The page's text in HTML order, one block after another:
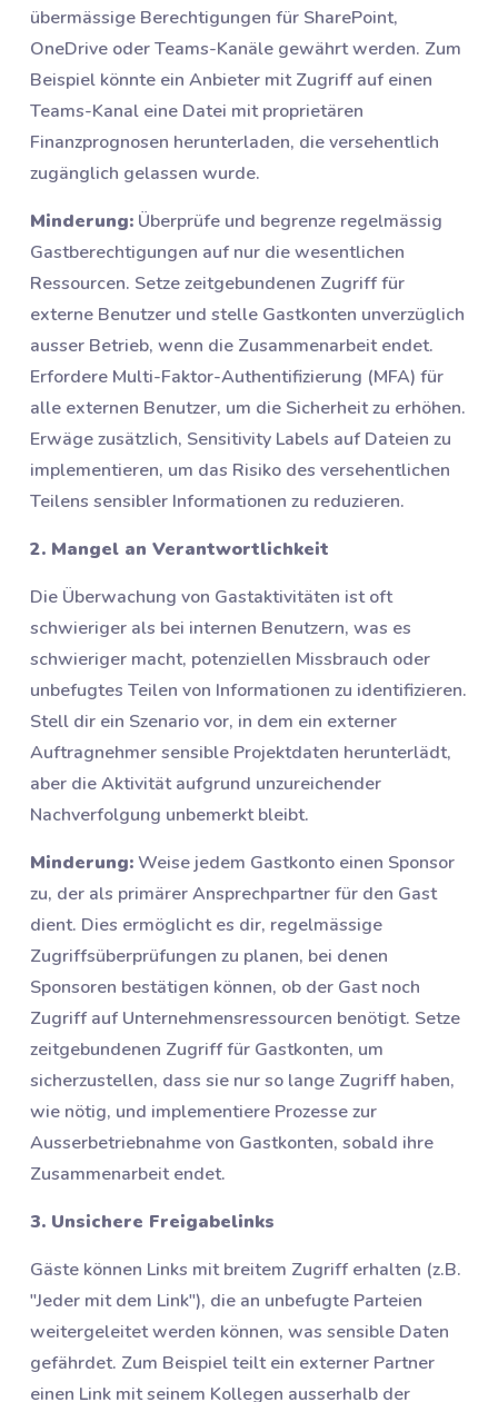
übermässige Berechtigungen für SharePoint,
OneDrive oder Teams-Kanäle gewährt werden. Zum
Beispiel könnte ein Anbieter mit Zugriff auf einen
Teams-Kanal eine Datei mit proprietären
Finanzprognosen herunterladen, die versehentlich
zugänglich gelassen wurde.
Minderung: Überprüfe und begrenze regelmässig
Gastberechtigungen auf nur die wesentlichen
Ressourcen. Setze zeitgebundenen Zugriff für
externe Benutzer und stelle Gastkonten unverzüglich
ausser Betrieb, wenn die Zusammenarbeit endet.
Erfordere Multi-Faktor-Authentifizierung (MFA) für
alle externen Benutzer, um die Sicherheit zu erhöhen.
Erwäge zusätzlich, Sensitivity Labels auf Dateien zu
implementieren, um das Risiko des versehentlichen
Teilens sensibler Informationen zu reduzieren.
2. Mangel an Verantwortlichkeit
Die Überwachung von Gastaktivitäten ist oft
schwieriger als bei internen Benutzern, was es
schwieriger macht, potenziellen Missbrauch oder
unbefugtes Teilen von Informationen zu identifizieren.
Stell dir ein Szenario vor, in dem ein externer
Auftragnehmer sensible Projektdaten herunterlädt,
aber die Aktivität aufgrund unzureichender
Nachverfolgung unbemerkt bleibt.
Minderung:Weise jedem Gastkonto einen Sponsor
zu, der als primärer Ansprechpartner für den Gast
dient. Dies ermöglicht es dir, regelmässige
Zugriffsüberprüfungen zu planen, bei denen
Sponsoren bestätigen können, ob der Gast noch
Zugriff auf Unternehmensressourcen benötigt. Setze
zeitgebundenen Zugriff für Gastkonten, um
sicherzustellen, dass sie nur so lange Zugriff haben,
wie nötig, und implementiere Prozesse zur
Ausserbetriebnahme von Gastkonten, sobald ihre
Zusammenarbeit endet.
3. Unsichere Freigabelinks
Gäste können Links mit breitem Zugriff erhalten (z.B.
"Jeder mit dem Link"), die an unbefugte Parteien
weitergeleitet werden können, was sensible Daten
gefährdet. Zum Beispiel teilt ein externer Partner
einen Link mit seinem Kollegen ausserhalb der